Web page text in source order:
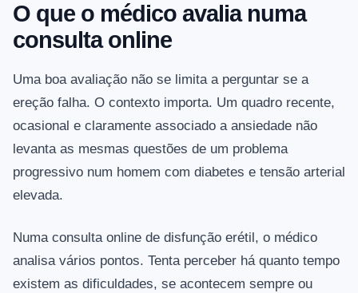
O que o médico avalia numa
consulta online
Uma boa avaliação não se limita a perguntar se a
ereção falha. O contexto importa. Um quadro recente,
ocasional e claramente associado a ansiedade não
levanta as mesmas questões de um problema
progressivo num homem com diabetes e tensão arterial
elevada.
Numa consulta online de disfunção erétil, o médico
analisa vários pontos. Tenta perceber há quanto tempo
existem as dificuldades, se acontecem sempre ou